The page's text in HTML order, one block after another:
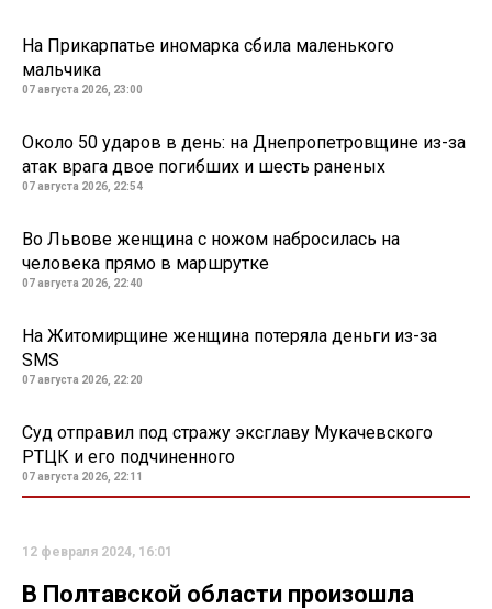
На Прикарпатье иномарка сбила маленького
мальчика
07 августа 2026, 23:00
Около 50 ударов в день: на Днепропетровщине из-за
атак врага двое погибших и шесть раненых
07 августа 2026, 22:54
Во Львове женщина с ножом набросилась на
человека прямо в маршрутке
07 августа 2026, 22:40
На Житомирщине женщина потеряла деньги из-за
SMS
07 августа 2026, 22:20
Суд отправил под стражу эксглаву Мукачевского
РТЦК и его подчиненного
07 августа 2026, 22:11
12 февраля 2024, 16:01
В Полтавской области произошла